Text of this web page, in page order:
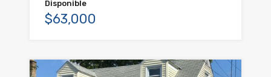
Disponible
$63,000